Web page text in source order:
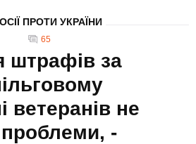
ПРОТИ УКРАЇНИ
65
штрафів за
ветеранів не
проблеми, -